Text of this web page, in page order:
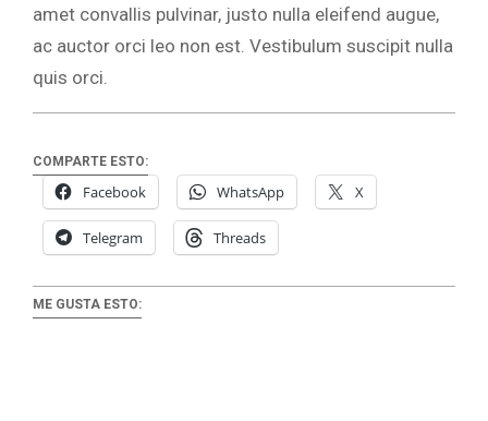
amet convallis pulvinar, justo nulla eleifend augue,
ac auctor orci leo non est. Vestibulum suscipit nulla
quis orci.
COMPARTE ESTO:
Facebook WhatsApp X
Telegram Threads
ME GUSTA ESTO: